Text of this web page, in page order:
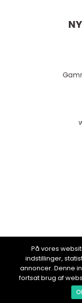
På vores
indstillinger,
annoncer. Denne
fortsat brug af